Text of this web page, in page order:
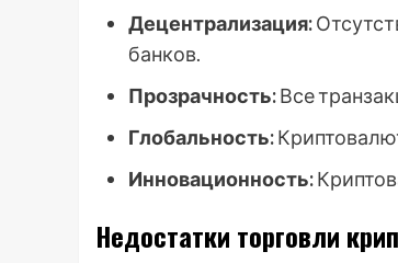
Децентрализация:
банков.
Прозрачность:Все
Глобальность:
Инновационность:
Недостатки торговли